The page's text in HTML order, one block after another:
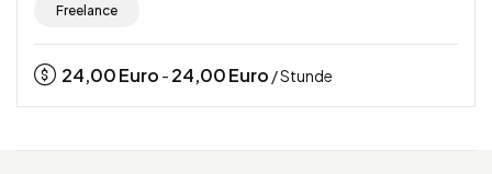
Freelance
24,00Euro - 24,00Euro / Stunde